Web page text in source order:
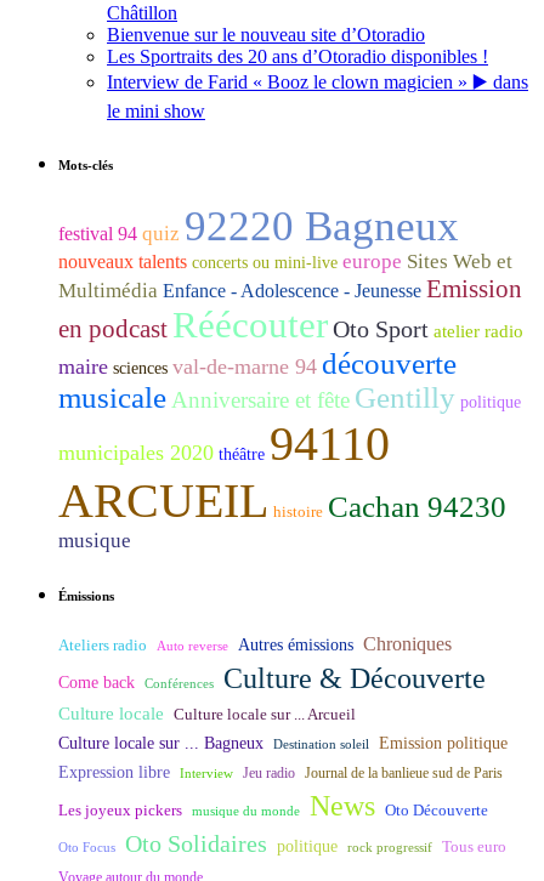
Châtillon
Bienvenue sur le nouveau site d’Otoradio
Les Sportraits des 20 ans d’Otoradio disponibles !
Interview de Farid « Booz le clown magicien » ▶️ dans
le mini show
Mots-clés
festival 94 quiz 92220 Bagneux
nouveaux talents concerts ou mini-live europe Sites Web et
Multimédia Enfance - Adolescence - Jeunesse Emission
en podcast RéécouterOto Sport atelier radio
maire sciences val-de-marne 94 découverte
musicale Anniversaire et fête Gentilly politique
municipales 2020 théâtre 94110
ARCUEIL histoire Cachan 94230
musique
Émissions
Ateliers radio Auto reverse Autres émissions Chroniques
Come back Conférences Culture & Découverte
Culture locale Culture locale sur ... Arcueil
Culture locale sur ... Bagneux Destination soleil Emission politique
Expression libre Interview Jeu radio Journal de la banlieue sud de Paris
Les joyeux pickers musique du monde News Oto Découverte
Oto Focus Oto Solidaires politique rock progressif Tous euro
Voyage autour du monde